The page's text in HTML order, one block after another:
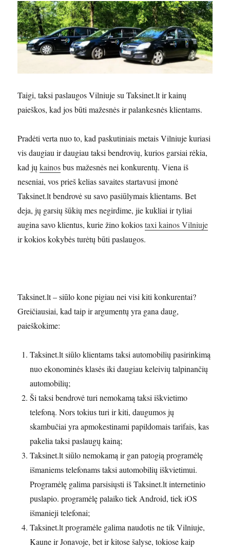
Taigi, taksi paslaugos Vilniuje su Taksinet.lt ir kainų
paieškos, kad jos būti mažesnės ir palankesnės klientams.
Pradėti verta nuo to, kad paskutiniais metais Vilniuje kuriasi
vis daugiau ir daugiau taksi bendrovių, kurios garsiai rėkia,
kad jųkainosbus mažesnės nei konkurentų. Viena iš
neseniai, vos prieš kelias savaites startavusi įmonė
Taksinet.lt bendrovė su savo pasiūlymais klientams. Bet
deja, jų garsių šūkių mes negirdime, jie kukliai ir tyliai
augina savo klientus, kurie žino kokiostaxi kainos Vilniuje
ir kokios kokybės turėtų būti paslaugos.
Taksinet.lt – siūlo kone pigiau nei visi kiti konkurentai?
Greičiausiai, kad taip ir argumentų yra gana daug,
paieškokime:
Taksinet.lt siūlo klientams taksi automobilių pasirinkimą
nuo ekonominės klasės iki daugiau keleivių talpinančių
automobilių;
Ši taksi bendrovė turi nemokamą taksi iškvietimo
telefoną. Nors tokius turi ir kiti, daugumos jų
skambučiai yra apmokestinami papildomais tarifais, kas
pakelia taksi paslaugų kainą;
Taksinet.lt siūlo nemokamą ir gan patogią programėlę
išmaniems telefonams taksi automobilių iškvietimui.
Programėlę galima parsisiųsti iš Taksinet.lt internetinio
puslapio. programėlę palaiko tiek Android, tiek iOS
išmanieji telefonai;
Taksinet.lt programėle galima naudotis ne tik Vilniuje,
Kaune ir Jonavoje, bet ir kitose šalyse, tokiose kaip